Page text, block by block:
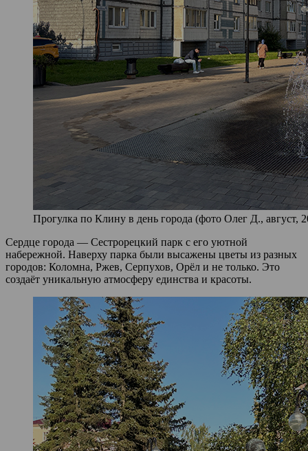
Прогулка по Клину в день города (фото Олег Д., август,
Сердце города — Сестрорецкий парк с его уютной
набережной. Наверху парка были высажены цветы из разных
городов: Коломна, Ржев, Серпухов, Орёл и не только. Это
создаёт уникальную атмосферу единства и красоты.